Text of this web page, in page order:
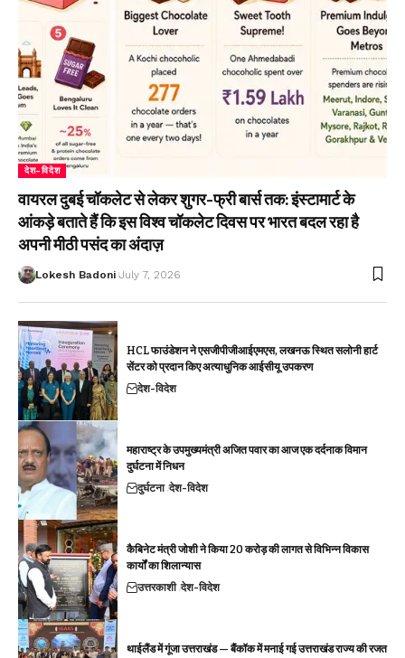
देश-विदेश
वायरल दुबई चॉकलेट से लेकर शुगर-फ्री बार्स तक: इंस्टामार्ट के
आंकड़े बताते हैं कि इस विश्व चॉकलेट दिवस पर भारत बदल रहा है
अपनी मीठी पसंद का अंदाज़
Lokesh Badoni July 7, 2026
HCL फाउंडेशन ने एसजीपीजीआईएमएस, लखनऊ स्थित सलोनी हार्ट
सेंटर को प्रदान किए अत्याधुनिक आईसीयू उपकरण
देश-विदेश
महाराष्ट्र के उपमुख्यमंत्री अजित पवार का आज एक दर्दनाक विमान
दुर्घटना में निधन
दुर्घटना देश-विदेश
कैबिनेट मंत्री जोशी ने किया 20 करोड़ की लागत से विभिन्न विकास
कार्यों का शिलान्यास
उत्तरकाशी देश-विदेश
थाईलैंड में गूंजा उत्तराखंड — बैंकॉक में मनाई गई उत्तराखंड राज्य की रजत